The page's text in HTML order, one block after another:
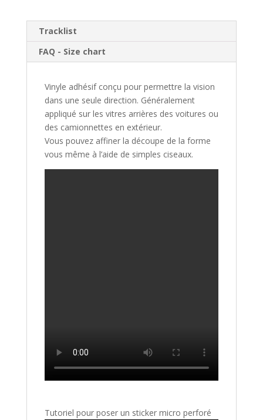
Tracklist
FAQ - Size chart
Vinyle adhésif conçu pour permettre la vision
dans une seule direction. Généralement
appliqué sur les vitres arrières des voitures ou
des camionnettes en extérieur.
Vous pouvez affiner la découpe de la forme
vous même à l’aide de simples ciseaux.
Tutoriel pour poser un sticker micro perforé